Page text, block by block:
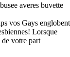
averes buvette
vos Gays englobent
Lorsque
de votre part